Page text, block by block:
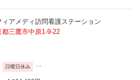
ィアメディ訪問看護ステーション
都三鷹市中原1-9-22
日曜日休み